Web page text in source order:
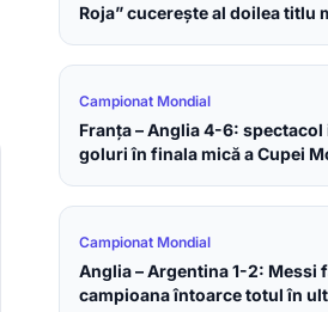
Roja” cucerește al doilea titlu
Campionat Mondial
Franța – Anglia 4-6:
goluri în finala mică a Cupei
Campionat Mondial
Anglia – Argentina 1-2: Messi
campioana întoarce totul în